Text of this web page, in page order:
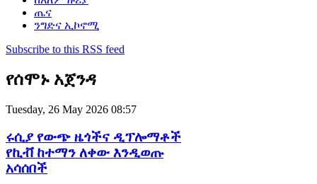
ጤና
ንግድና ኢኮኖሚ
Subscribe to this RSS feed
የሰሞኑ አጀንዳ
Tuesday, 26 May 2026 08:57
ሩሲያ የውጭ ዜጎችና ዲፕሎማቶች
የኪቭ ከተማን ለቀው እንዲወጡ
አሳሰበች